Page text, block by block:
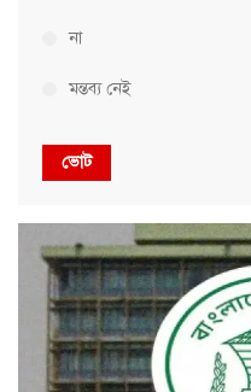
না
মন্তব্য নেই
ভোট